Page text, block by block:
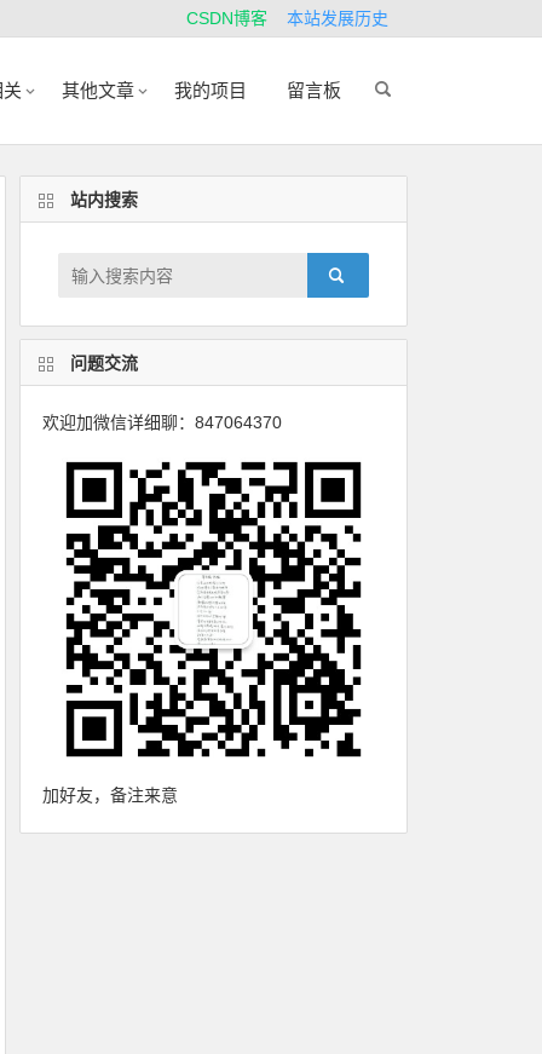
CSDN博客 本站发展历史
其他文章 我的项目 留言板
站内搜索
问题交流
欢迎加微信详细聊：847064370
加好友，备注来意